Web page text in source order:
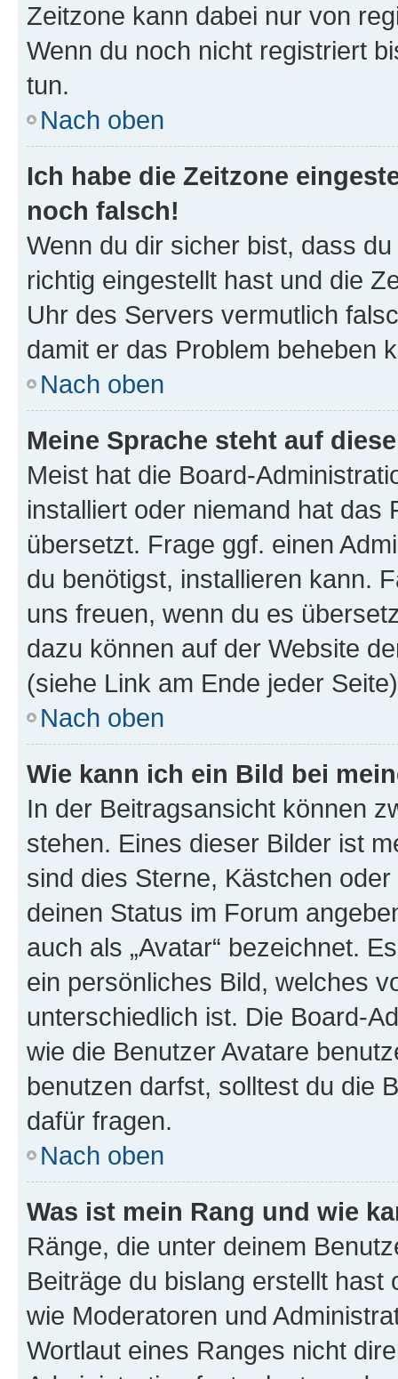
Zeitzone kann dabei nur von
Wenn du noch nicht registriert
tun.
Nach oben
Ich habe die Zeitzone
noch falsch!
Wenn du dir sicher bist, dass
richtig eingestellt hast und die
Uhr des Servers vermutlich
damit er das Problem beheben
Nach oben
Meine Sprache steht auf
Meist hat die Board-
installiert oder niemand hat das
übersetzt. Frage ggf. einen
du benötigst, installieren kann.
uns freuen, wenn du es
dazu können auf der Website
(siehe Link am Ende jeder
Nach oben
Wie kann ich ein Bild bei
In der Beitragsansicht können
stehen. Eines dieser Bilder ist
sind dies Sterne, Kästchen
deinen Status im Forum
auch als „Avatar“ bezeichnet.
ein persönliches Bild, welches
unterschiedlich ist. Die Board-
wie die Benutzer Avatare
benutzen darfst, solltest du die
dafür fragen.
Nach oben
Was ist mein Rang und wie
Ränge, die unter deinem
Beiträge du bislang erstellt
wie Moderatoren und
Wortlaut eines Ranges nicht